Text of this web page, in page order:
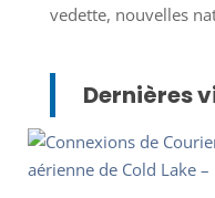
vedette, nouvelles
Dernières